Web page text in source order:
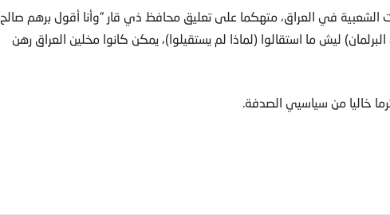
الشعبية في العراق، متهكما على تعليق محافظ ذي قار “وأنا أقول برهم صالح
ليش ما استقالوا (لماذا لم يستقيلوا)، يمكن كانوا مخلين العراق رهن
خاليا من سياسيي الصدفة.